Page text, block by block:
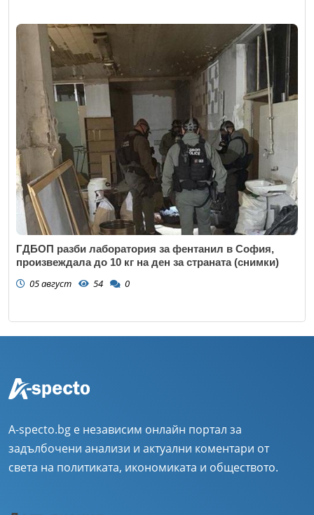
ГДБОП разби лаборатория за фентанил в София,
произвеждала до 10 кг на ден за страната (снимки)
05 август 54 0
A-specto.bg е независим онлайн портал за
задълбочени анализи и актуални коментари от
света на политиката, икономиката и обществото.